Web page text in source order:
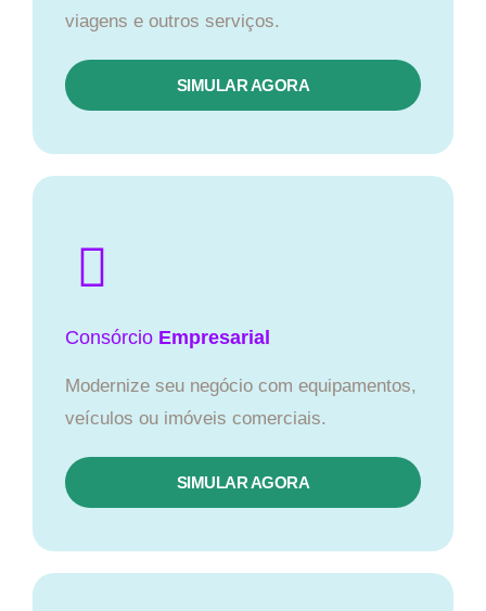
viagens e outros serviços.
SIMULAR AGORA
Consórcio Empresarial
Modernize seu negócio com equipamentos,
veículos ou imóveis comerciais.
SIMULAR AGORA